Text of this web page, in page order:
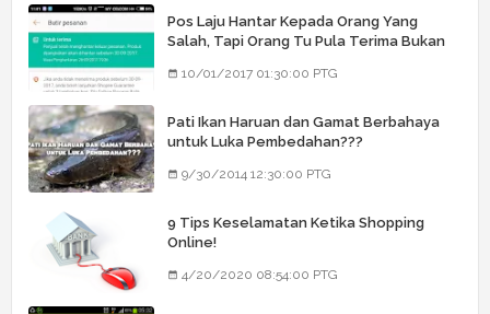
Pos Laju Hantar Kepada Orang Yang
Salah, Tapi Orang Tu Pula Terima Bukan
10/01/2017 01:30:00 PTG
Pati Ikan Haruan dan Gamat Berbahaya
untuk Luka Pembedahan???
9/30/2014 12:30:00 PTG
9 Tips Keselamatan Ketika Shopping
Online!
4/20/2020 08:54:00 PTG